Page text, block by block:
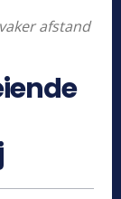
afstand